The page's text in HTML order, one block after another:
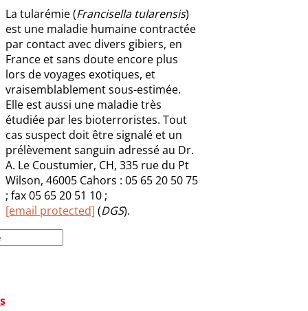
La tularémie (Francisella tularensis)
est une maladie humaine contractée
par contact avec divers gibiers, en
France et sans doute encore plus
lors de voyages exotiques, et
vraisemblablement sous-estimée.
Elle est aussi une maladie très
étudiée par les bioterroristes. Tout
cas suspect doit être signalé et un
prélèvement sanguin adressé au Dr.
A. Le Coustumier, CH, 335 rue du Pt
Wilson, 46005 Cahors : 05 65 20 50 75
; fax 05 65 20 51 10 ;
[email protected] (DGS).